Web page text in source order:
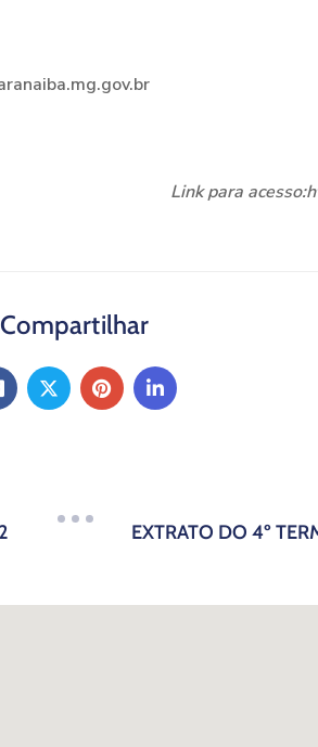
Link para
Compartilhar
EXTRATO DO 4º